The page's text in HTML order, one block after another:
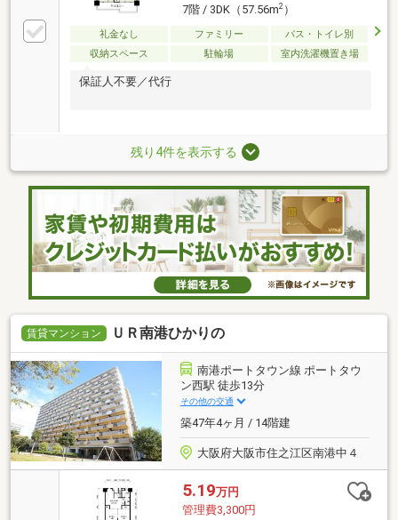
7階 / 3DK（57.56m2）
礼金なし ファミリー
バス・トイレ別
収納スペース
駐輪場 室内洗濯機置き場
保証人不要／代行
残り4件を表示する
賃貸マンション ＵＲ南港ひかりの
南港ポートタウン線 ポートタウ
ン西駅 徒歩13分
その他の交通
築47年4ヶ月 / 14階建
大阪府大阪市住之江区南港中４
5.19万円
管理費3,300円